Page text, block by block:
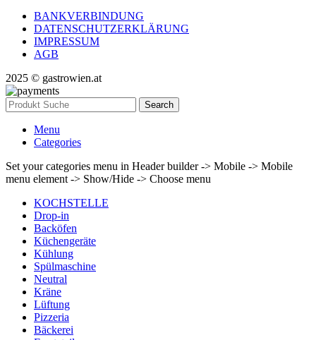
BANKVERBINDUNG
DATENSCHUTZERKLÄRUNG
IMPRESSUM
AGB
2025 © gastrowien.at
Search
Menu
Categories
Set your categories menu in Header builder -> Mobile -> Mobile
menu element -> Show/Hide -> Choose menu
KOCHSTELLE
Drop-in
Backöfen
Küchengeräte
Kühlung
Spülmaschine
Neutral
Kräne
Lüftung
Pizzeria
Bäckerei